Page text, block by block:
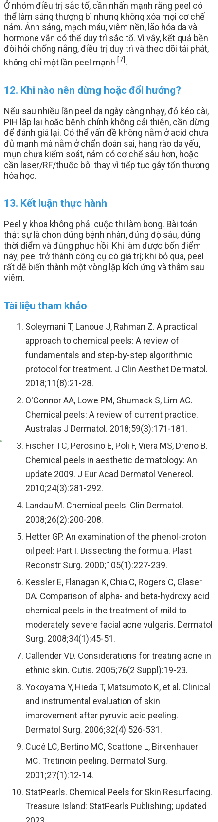
Ở nhóm điều trị sắc tố, cần nhấn mạnh rằng peel có
thể làm sáng thượng bì nhưng không xóa mọi cơ chế
nám. Ánh sáng, mạch máu, viêm nền, lão hóa da và
hormone vẫn có thể duy trì sắc tố. Vì vậy, kết quả bền
đòi hỏi chống nắng, điều trị duy trì và theo dõi tái phát,
không chỉ một lần peel mạnh [7].
12. Khi nào nên dừng hoặc đổi hướng?
Nếu sau nhiều lần peel da ngày càng nhạy, đỏ kéo dài,
PIH lặp lại hoặc bệnh chính không cải thiện, cần dừng
để đánh giá lại. Có thể vấn đề không nằm ở acid chưa
đủ mạnh mà nằm ở chẩn đoán sai, hàng rào da yếu,
mụn chưa kiểm soát, nám có cơ chế sâu hơn, hoặc
cần laser/RF/thuốc bôi thay vì tiếp tục gây tổn thương
hóa học.
13. Kết luận thực hành
Peel y khoa không phải cuộc thi làm bong. Bài toán
thật sự là chọn đúng bệnh nhân, đúng độ sâu, đúng
thời điểm và đúng phục hồi. Khi làm được bốn điểm
này, peel trở thành công cụ có giá trị; khi bỏ qua, peel
rất dễ biến thành một vòng lặp kích ứng và thâm sau
viêm.
Tài liệu tham khảo
Soleymani T, Lanoue J, Rahman Z. A practical
approach to chemical peels: A review of
fundamentals and step-by-step algorithmic
protocol for treatment. J Clin Aesthet Dermatol.
2018;11(8):21-28.
O'Connor AA, Lowe PM, Shumack S, Lim AC.
Chemical peels: A review of current practice.
Australas J Dermatol. 2018;59(3):171-181.
Fischer TC, Perosino E, Poli F, Viera MS, Dreno B.
Chemical peels in aesthetic dermatology: An
update 2009. J Eur Acad Dermatol Venereol.
2010;24(3):281-292.
Landau M. Chemical peels. Clin Dermatol.
2008;26(2):200-208.
Hetter GP. An examination of the phenol-croton
oil peel: Part I. Dissecting the formula. Plast
Reconstr Surg. 2000;105(1):227-239.
Kessler E, Flanagan K, Chia C, Rogers C, Glaser
DA. Comparison of alpha- and beta-hydroxy acid
chemical peels in the treatment of mild to
moderately severe facial acne vulgaris. Dermatol
Surg. 2008;34(1):45-51.
Callender VD. Considerations for treating acne in
ethnic skin. Cutis. 2005;76(2 Suppl):19-23.
Yokoyama Y, Hieda T, Matsumoto K, et al. Clinical
and instrumental evaluation of skin
improvement after pyruvic acid peeling.
Dermatol Surg. 2006;32(4):526-531.
Cucé LC, Bertino MC, Scattone L, Birkenhauer
MC. Tretinoin peeling. Dermatol Surg.
2001;27(1):12-14.
StatPearls. Chemical Peels for Skin Resurfacing.
Treasure Island: StatPearls Publishing; updated